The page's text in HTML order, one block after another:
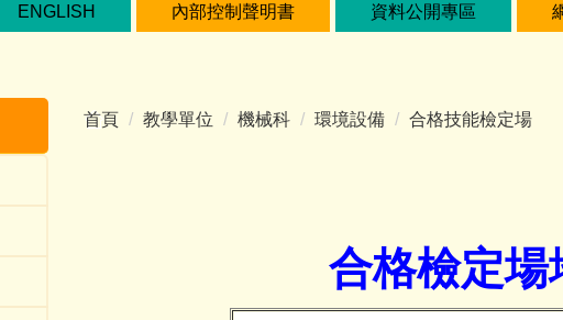
ENGLISH 內部控制聲明書 資料公開專區
首頁 教學單位 機械科 環境設備 合格技能檢定場
合格檢定場